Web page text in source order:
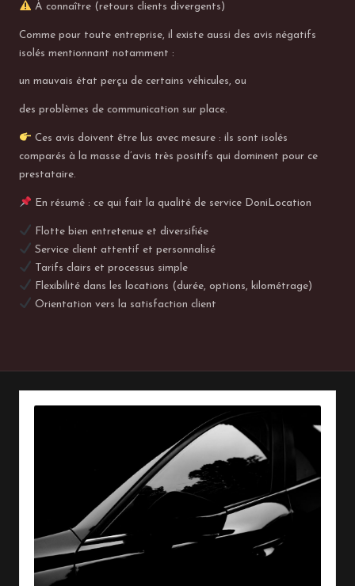
À connaître (retours clients divergents)
Comme pour toute entreprise, il existe aussi des avis négatifs
isolés mentionnant notamment :
un mauvais état perçu de certains véhicules, ou
des problèmes de communication sur place.
Ces avis doivent être lus avec mesure : ils sont isolés
comparés à la masse d’avis très positifs qui dominent pour ce
prestataire.
En résumé : ce qui fait la qualité de service DoniLocation
Flotte bien entretenue et diversifiée
Service client attentif et personnalisé
Tarifs clairs et processus simple
Flexibilité dans les locations (durée, options, kilométrage)
Orientation vers la satisfaction client